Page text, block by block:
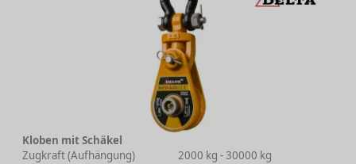
Kloben mit Schäkel
Zugkraft (Aufhängung)
2000 kg - 30000 kg